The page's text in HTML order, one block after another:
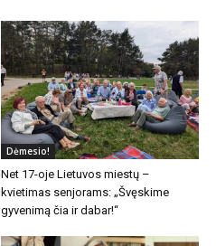
Dėmesio!
Net 17-oje Lietuvos miestų –
kvietimas senjorams: „Švęskime
gyvenimą čia ir dabar!“